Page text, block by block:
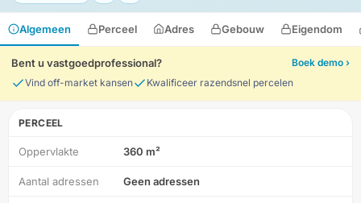
Algemeen Perceel Adres Gebouw Eigendom
Bent u vastgoedprofessional?
Boek demo ›
Vind off-market kansen
Kwalificeer razendsnel percelen
PERCEEL
Oppervlakte 360 m²
Aantal adressen Geen adressen